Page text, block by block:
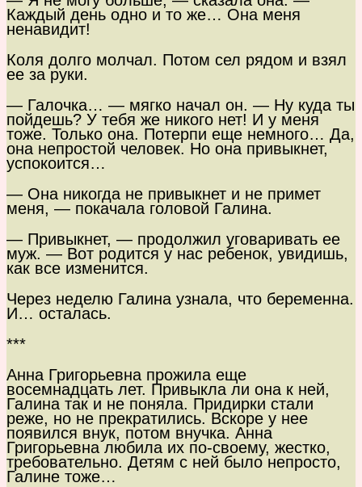
Каждый день одно и то же… Она меня
ненавидит!
Коля долго молчал. Потом сел рядом и взял
ее за руки.
— Галочка… — мягко начал он. — Ну куда ты
пойдешь? У тебя же никого нет! И у меня
тоже. Только она. Потерпи еще немного… Да,
она непростой человек. Но она привыкнет,
успокоится…
— Она никогда не привыкнет и не примет
меня, — покачала головой Галина.
— Привыкнет, — продолжил уговаривать ее
муж. — Вот родится у нас ребенок, увидишь,
как все изменится.
Через неделю Галина узнала, что беременна.
И… осталась.
***
Анна Григорьевна прожила еще
восемнадцать лет. Привыкла ли она к ней,
Галина так и не поняла. Придирки стали
реже, но не прекратились. Вскоре у нее
появился внук, потом внучка. Анна
Григорьевна любила их по-своему, жестко,
требовательно. Детям с ней было непросто,
Галине тоже…